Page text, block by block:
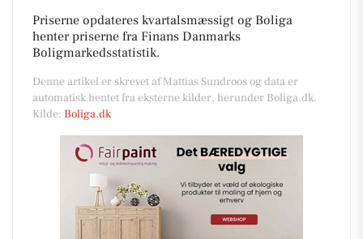
Priserne opdateres kvartalsmæssigt og Boliga
henter priserne fra Finans Danmarks
Boligmarkedsstatistik.
Denne artikel er skrevet af Mattias Sundroos og data er
automatisk hentet fra eksterne kilder, herunder Boliga.dk.
Kilde: Boliga.dk